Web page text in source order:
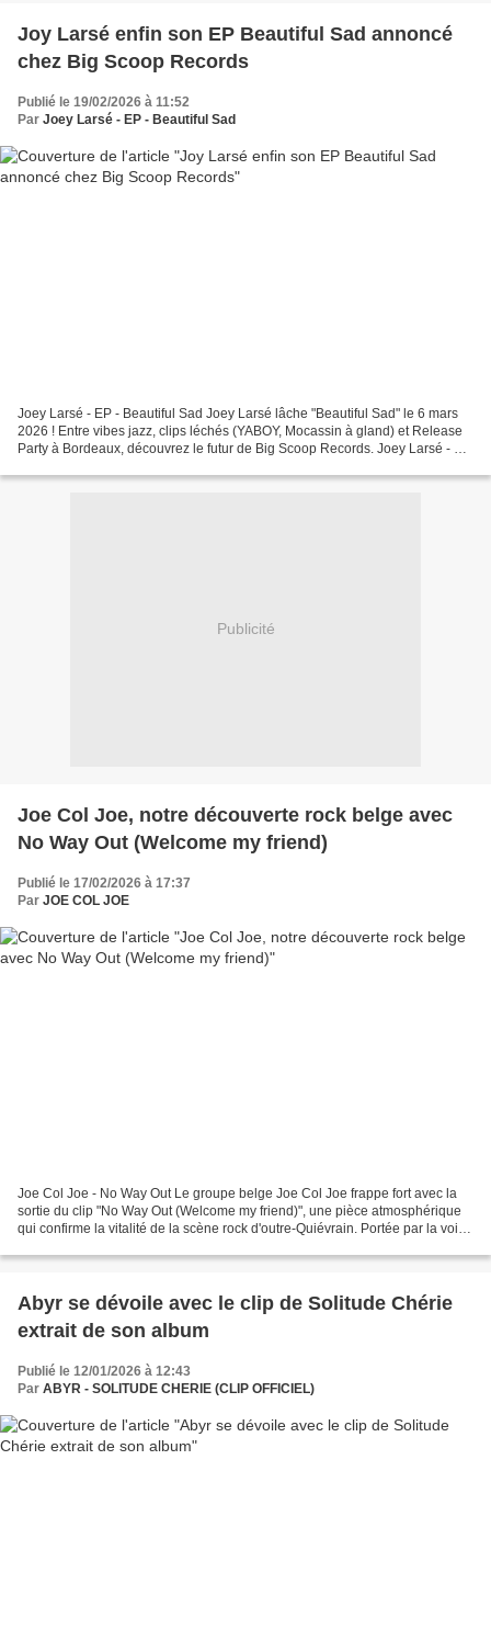
Joy Larsé enfin son EP Beautiful Sad annoncé
chez Big Scoop Records
Publié le 19/02/2026 à 11:52
Par Joey Larsé - EP - Beautiful Sad
Joey Larsé - EP - Beautiful Sad Joey Larsé lâche "Beautiful Sad" le 6 mars
2026 ! Entre vibes jazz, clips léchés (YABOY, Mocassin à gland) et Release
Party à Bordeaux, découvrez le futur de Big Scoop Records. Joey Larsé - No
Publicité
Joe Col Joe, notre découverte rock belge avec
No Way Out (Welcome my friend)
Publié le 17/02/2026 à 17:37
Par JOE COL JOE
Joe Col Joe - No Way Out Le groupe belge Joe Col Joe frappe fort avec la
sortie du clip "No Way Out (Welcome my friend)", une pièce atmosphérique
qui confirme la vitalité de la scène rock d'outre-Quiévrain. Portée par la voix
Abyr se dévoile avec le clip de Solitude Chérie
extrait de son album
Publié le 12/01/2026 à 12:43
Par ABYR - SOLITUDE CHERIE (CLIP OFFICIEL)